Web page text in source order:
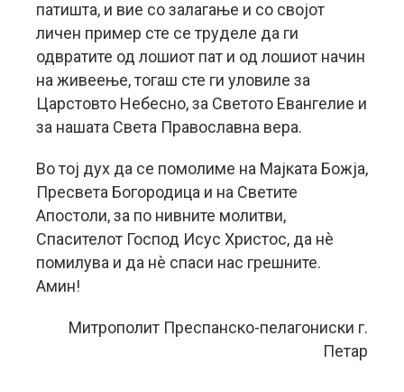
патишта, и вие со залагање и со својот
личен пример сте се труделе да ги
одвратите од лошиот пат и од лошиот начин
на живеење, тогаш сте ги уловиле за
Царстовто Небесно, за Светото Евангелие и
за нашата Света Православна вера.
Во тој дух да се помолиме на Мајката Божја,
Пресвета Богородица и на Светите
Апостоли, за по нивните молитви,
Спасителот Господ Исус Христос, да нè
помилува и да нè спаси нас грешните.
Амин!
Митрополит Преспанско-пелагониски г.
Петар